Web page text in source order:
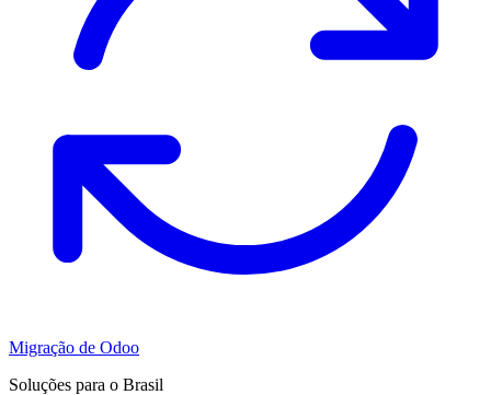
Migração de Odoo
Soluções para o Brasil